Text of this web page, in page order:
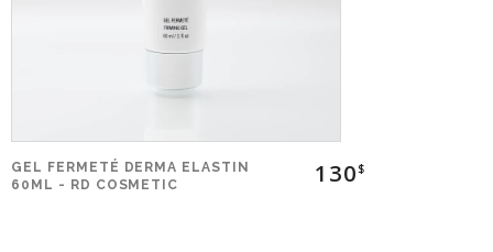
GEL FERMETÉ DERMA ELASTIN
60ML - RD COSMETIC
130$